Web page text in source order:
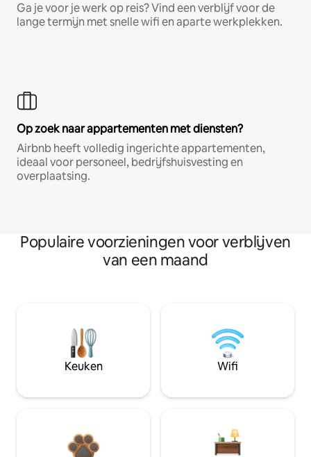
Ga je voor je werk op reis? Vind een verblijf voor de
lange termijn met snelle wifi en aparte werkplekken.
Op zoek naar appartementen met diensten?
Airbnb heeft volledig ingerichte appartementen,
ideaal voor personeel, bedrijfshuisvesting en
overplaatsing.
Populaire voorzieningen voor verblijven
van een maand
Keuken Wifi